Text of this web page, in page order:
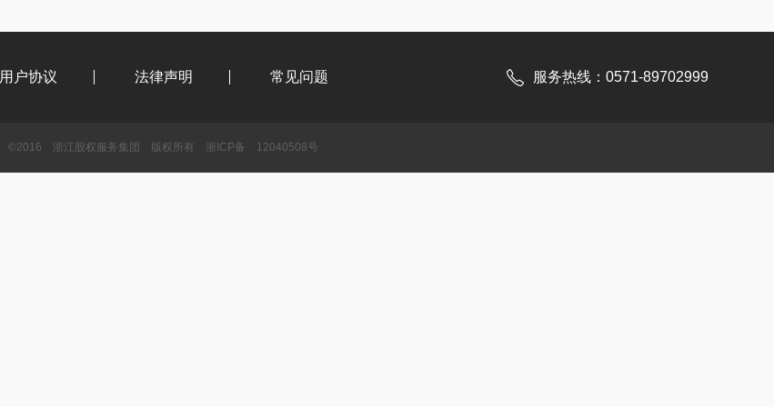
用户协议 法律声明 常见问题 服务热线：0571-89702999
©2016 浙江股权服务集团 版权所有 浙ICP备 12040508号